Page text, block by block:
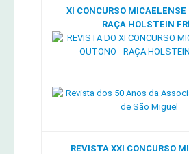
XI CONCURSO MICAELENSE
RAÇA HOLSTEIN
REVISTA XXI CONCURSO